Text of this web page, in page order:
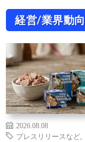
経営/業界動向
2026.08.08
プレスリリースなど